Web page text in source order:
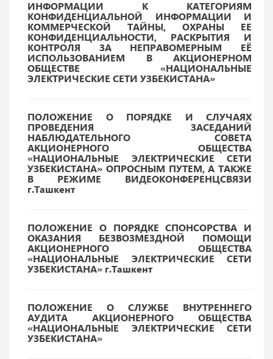
ИНФОРМАЦИИ К КАТЕГОРИЯМ
КОНФИДЕНЦИАЛЬНОЙ ИНФОРМАЦИИ И
КОММЕРЧЕСКОЙ ТАЙНЫ, ОХРАНЫ ЕЕ
КОНФИДЕНЦИАЛЬНОСТИ, РАСКРЫТИЯ И
КОНТРОЛЯ ЗА НЕПРАВОМЕРНЫМ ЕЁ
ИСПОЛЬЗОВАНИЕМ В АКЦИОНЕРНОМ
ОБЩЕСТВЕ «НАЦИОНАЛЬНЫЕ
ЭЛЕКТРИЧЕСКИЕ СЕТИ УЗБЕКИСТАНА»
ПОЛОЖЕНИЕ О ПОРЯДКЕ И СЛУЧАЯХ
ПРОВЕДЕНИЯ ЗАСЕДАНИЙ
НАБЛЮДАТЕЛЬНОГО СОВЕТА
АКЦИОНЕРНОГО ОБЩЕСТВА
«НАЦИОНАЛЬНЫЕ ЭЛЕКТРИЧЕСКИЕ СЕТИ
УЗБЕКИСТАНА» ОПРОСНЫМ ПУТЕМ, А ТАКЖЕ
В РЕЖИМЕ ВИДЕОКОНФЕРЕНЦСВЯЗИ
г.Ташкент
ПОЛОЖЕНИЕ О ПОРЯДКЕ СПОНСОРСТВА И
ОКАЗАНИЯ БЕЗВОЗМЕЗДНОЙ ПОМОЩИ
АКЦИОНЕРНОГО ОБЩЕСТВА
«НАЦИОНАЛЬНЫЕ ЭЛЕКТРИЧЕСКИЕ СЕТИ
УЗБЕКИСТАНА» г.Ташкент
ПОЛОЖЕНИЕ О СЛУЖБЕ ВНУТРЕННЕГО
АУДИТА АКЦИОНЕРНОГО ОБЩЕСТВА
«НАЦИОНАЛЬНЫЕ ЭЛЕКТРИЧЕСКИЕ СЕТИ
УЗБЕКИСТАНА»